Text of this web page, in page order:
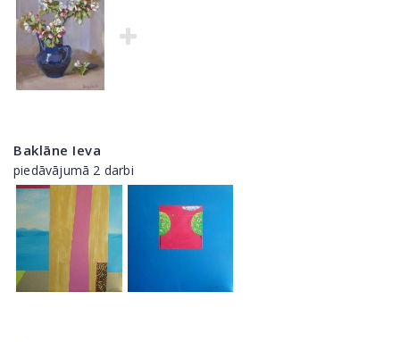
Baklāne Ieva
piedāvājumā 2 darbi